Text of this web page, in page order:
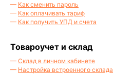
— Как сменить пароль
— Как оплачивать тариф
— Как получить УПД и счета
Товароучет и склад
— Склад в личном кабинете
— Настройка встроенного склада